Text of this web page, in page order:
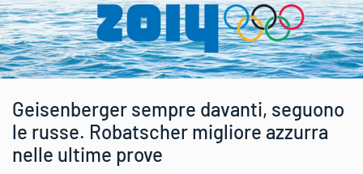
Geisenberger sempre davanti, seguono
le russe. Robatscher migliore azzurra
nelle ultime prove